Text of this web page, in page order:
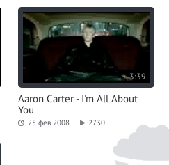
3:39
Aaron Carter - I'm All About
You
25 фев 2008 2730